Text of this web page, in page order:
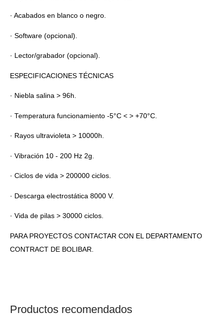
· Acabados en blanco o negro.
· Software (opcional).
· Lector/grabador (opcional).
ESPECIFICACIONES TÉCNICAS
· Niebla salina > 96h.
· Temperatura funcionamiento -5°C < > +70°C.
· Rayos ultravioleta > 10000h.
· Vibración 10 - 200 Hz 2g.
· Ciclos de vida > 200000 ciclos.
· Descarga electrostática 8000 V.
· Vida de pilas > 30000 ciclos.
PARA PROYECTOS CONTACTAR CON EL DEPARTAMENTO
CONTRACT DE BOLIBAR.
Productos recomendados